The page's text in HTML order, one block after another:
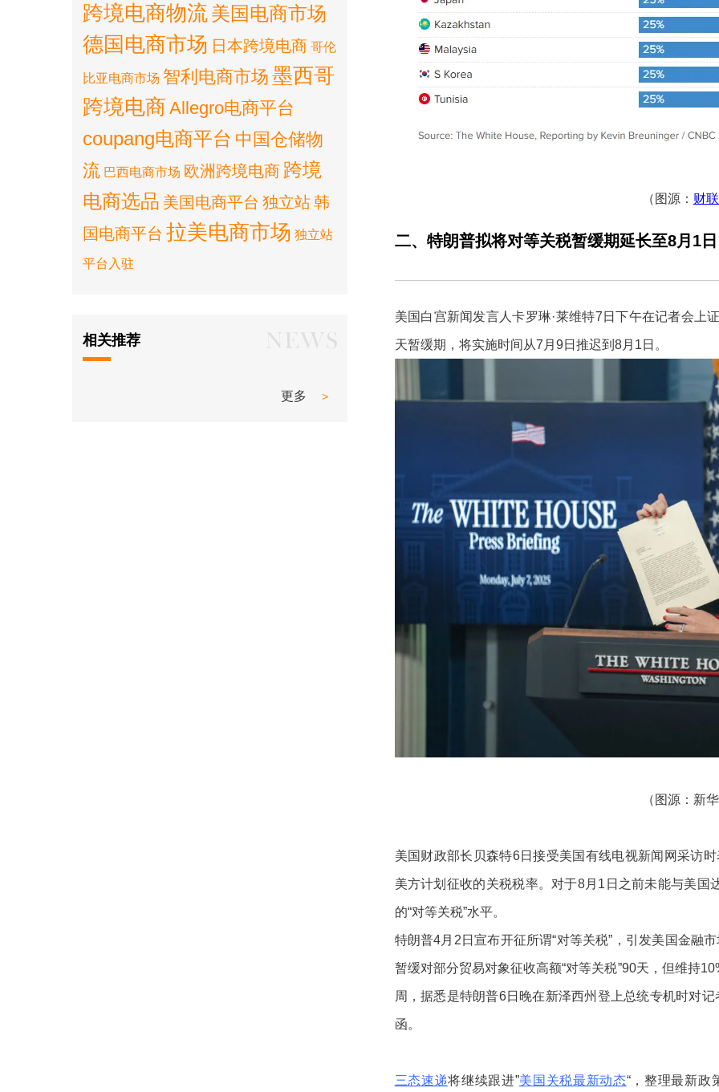
跨境电商物流美国电商市场
德国电商市场 日本跨境电商 哥伦
比亚电商市场 智利电商市场 墨西哥
跨境电商 Allegro电商平台
coupang电商平台 中国仓储物
流 巴西电商市场 欧洲跨境电商 跨境
电商选品 美国电商平台 独立站韩
国电商平台 拉美电商市场 独立站
平台入驻
相关推荐
更多
（图源： 财
二、特朗普拟将对等关税暂缓期延长至8月1日
美国白宫新闻发言人卡罗琳·莱维特7日下午在记者会上
天暂缓期，将实施时间从7月9日推迟到8月1日。
（图源：新
美国财政部长贝森特6日接受美国有线电视新闻网采访
美方计划征收的关税税率。对于8月1日之前未能与美
的“对等关税”水平。
特朗普4月2日宣布开征所谓“对等关税”，引发美国金融
暂缓对部分贸易对象征收高额“对等关税”90天，但维持
周，据悉是特朗普6日晚在新泽西州登上总统专机时对
函。
三态速递将继续跟进”美国关税最新动态“，整理最新政